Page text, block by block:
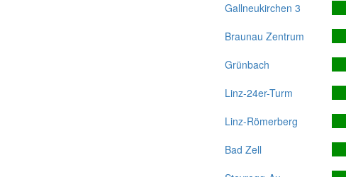
Gallneukirchen 3
Braunau Zentrum
Grünbach
Linz-24er-Turm
Linz-Römerberg
Bad Zell